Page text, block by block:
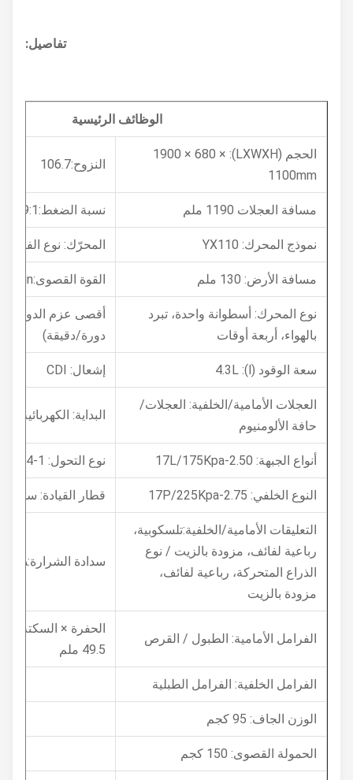
تفاصيل:
الوظائف الرئيسية
الحجم (LXWXH): 1900 × 680 ×
1100mm
النزوح:106.7
مسافة العجلات 1190 ملم نسبة الضغط:9:1
نموذج المحرك: YX110 المحرّك: نوع الفراغ
مسافة الأرض: 130 ملم القوة القصوى:5.1kw/8000r/min
نوع المحرك: أسطوانة واحدة، تبرد
بالهواء، أربعة أوقات
دورة/دقيقة)
سعة الوقود (l): 4.3L إشعال: CDI
العجلات الأمامية/الخلفية: العجلات/
حافة الألومنيوم
البداية: الكهربائية / ركلة
أنواع الجبهة: 2.50-17L/175Kpa نوع التحول: 1-N-2-3-4
النوع الخلفي: 2.75-17P/225Kpa قطار القيادة: سلسلة
التعليقات الأمامية/الخلفية:تلسكوبية،
رباعية لفائف، مزودة بالزيت / نوع
الذراع المتحركة، رباعية لفائف،
مزودة بالزيت
سدادة الشرارة:A6RTC/CR6HSA
الفرامل الأمامية: الطبول / القرص
الفرامل الخلفية: الفرامل الطبلية
الوزن الجاف: 95 كجم
الحمولة القصوى: 150 كجم